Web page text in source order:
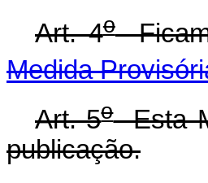
Art. 4oFicam
Medida
Art. 5oEsta
publicação.